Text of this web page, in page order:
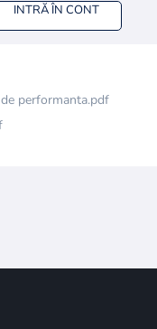
INTRĂ ÎN CONT
performanta.pdf